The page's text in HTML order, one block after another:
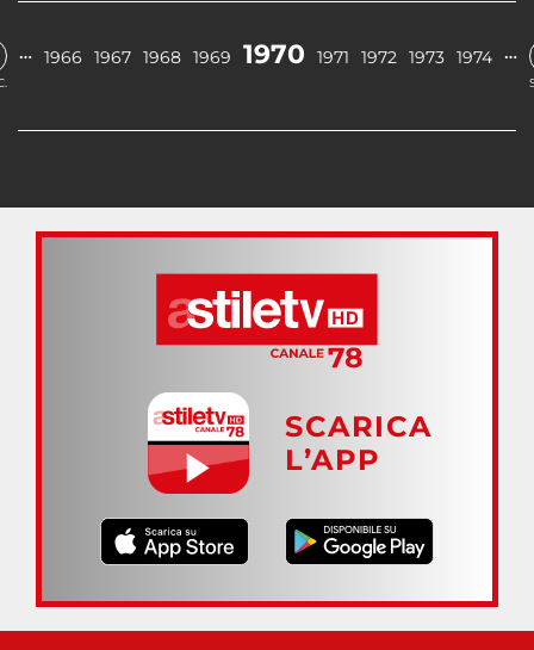
… 1966 1967 1968 1969 1970 1971 1972 1973 1974 …
SCARICA
L’APP